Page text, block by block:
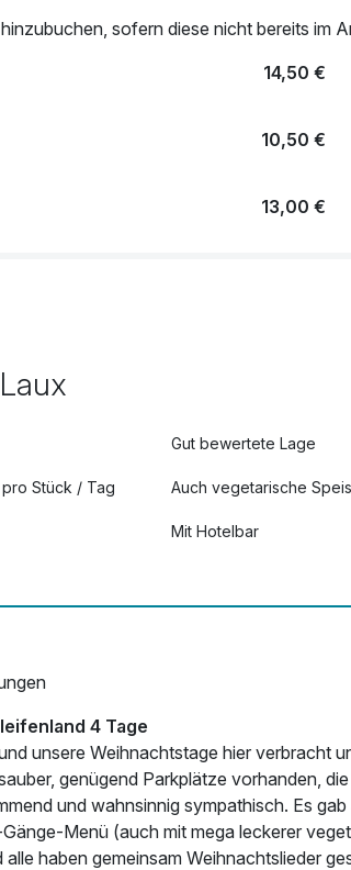
sofern diese nicht bereits im
14,50 €
10,50 €
13,00 €
Gut bewertete Lage
Stück / Tag Auch vegetarische
Mit Hotelbar
4 Tage
unsere Weihnachtstage hier verbracht
genügend Parkplätze vorhanden,
und wahnsinnig sympathisch. Es
Menü (auch mit mega leckerer
haben gemeinsam Weihnachtslieder